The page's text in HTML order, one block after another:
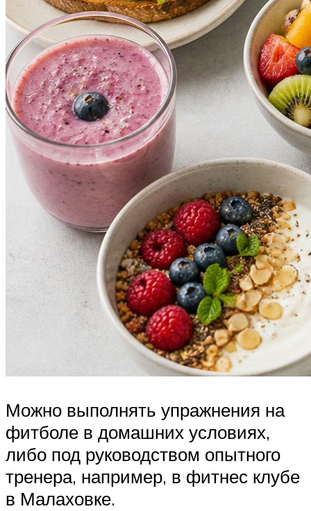
Можно выполнять упражнения на
фитболе в домашних условиях,
либо под руководством опытного
тренера, например, в фитнес клубе
в Малаховке.